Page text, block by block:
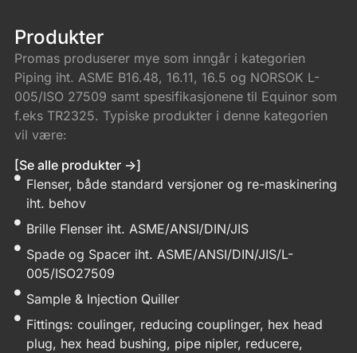
Produkter
Promas produserer mye som inngår i kategorien
Piping iht. ASME B16.48, 16.11, 16.5 og NORSOK L-
005/ISO 27509 samt spesifikasjonene til Equinor som
f.eks TR2325. Typiske produkter i denne kategorien
vil være:
[Se alle produkter ->]
Flenser, både standard versjoner og re-maskinering
iht. behov
Brille Flenser iht. ASME/ANSI/DIN/JIS
Spade og Spacer iht. ASME/ANSI/DIN/JIS/L-
005/ISO27509
Sample & Injection Quiller
Fittings: coulinger, reducing couplinger, hex head
plug, hex head bushing, pipe nipler, reducere,